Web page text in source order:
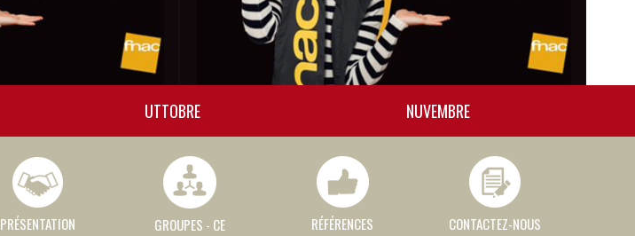
UTTOBRE NUVEMBRE
PRÉSENTATION GROUPES - CE RÉFÉRENCES CONTACTEZ-NOUS